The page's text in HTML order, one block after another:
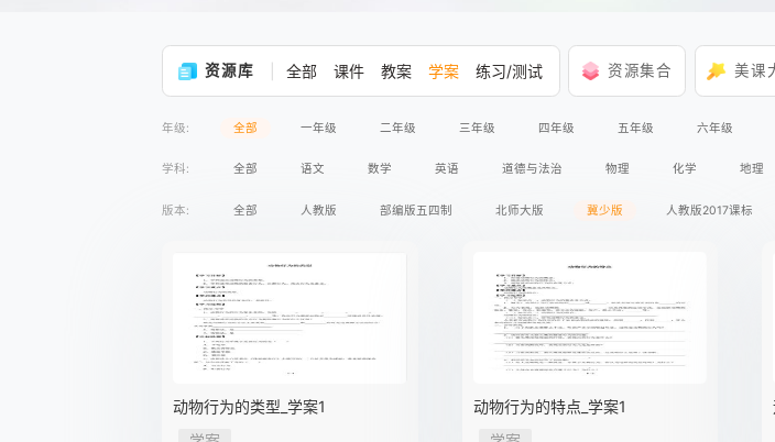
资源库 全部 课件 教案 学案 练习/测试 资源集合 美课
年级: 全部 一年级 二年级 三年级 四年级 五年级 六年级
学科: 全部 语文 数学 英语 道德与法治 物理 化学 地理
版本: 全部 人教版 部编版五四制 北师大版 冀少版 人教版2017课标
动物行为的类型_学案1
动物行为的特点_学案1